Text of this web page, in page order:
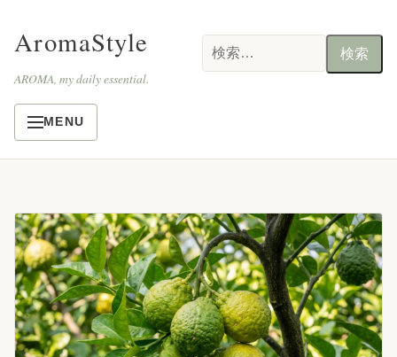
AromaStyle
AROMA, my daily essential.
MENU
検
索: